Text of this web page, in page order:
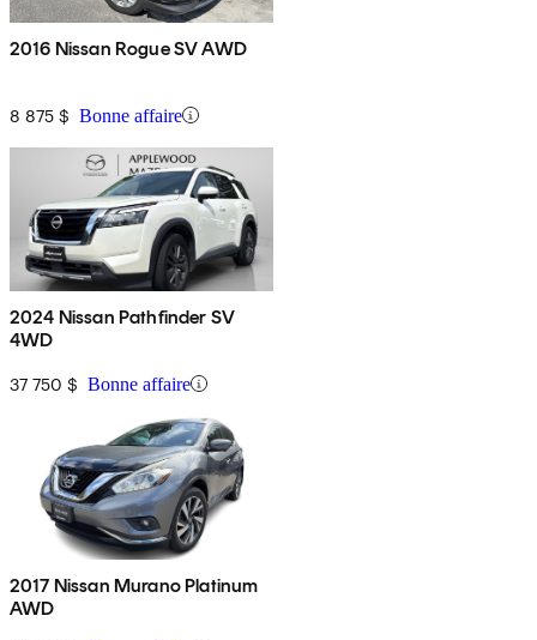
2016 Nissan Rogue SV AWD
8 875 $ Bonne affaire
2024 Nissan Pathfinder SV
4WD
37 750 $ Bonne affaire
2017 Nissan Murano Platinum
AWD